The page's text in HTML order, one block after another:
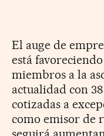
El auge de
está
miembros a la
actualidad con
cotizadas a
como emisor de